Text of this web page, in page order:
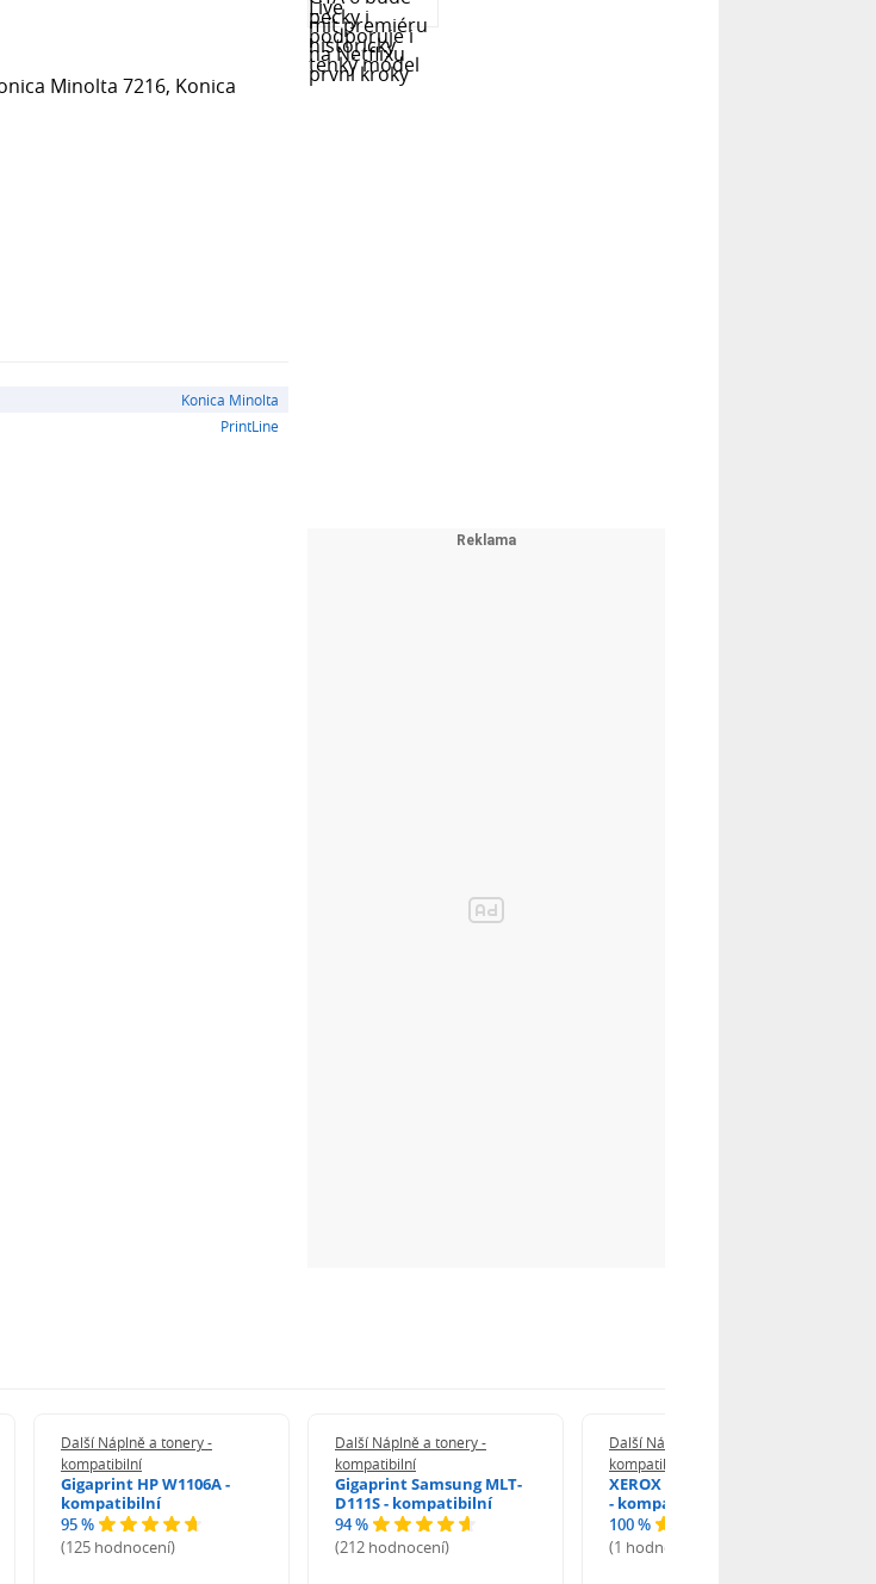
Minolta 7216, Konica
Konica Minolta
PrintLine
Další Náplně a tonery -
kompatibilní
Gigaprint HP W1106A -
kompatibilní
95 %
(125 hodnocení)
Další Náplně a tonery -
kompatibilní
Gigaprint Samsung MLT-
D111S - kompatibilní
94 %
(212 hodnocení)
Další Náplně a tonery -
kompatibilní
XEROX Brother TN-2590XL
- kompatibilní
100 %
(1 hodnocení)